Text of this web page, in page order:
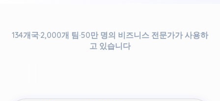
134개국·2,000개 팀·50만 명의 비즈니스 전문가가 사용하
고 있습니다